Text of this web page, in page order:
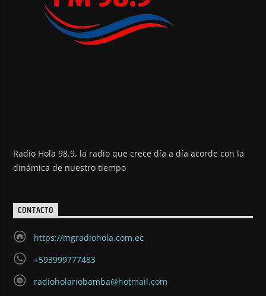
Radio Hola 98.9, la radio que crece día a día acorde con la
dinámica de nuestro tiempo
CONTACTO
https://mgradiohola.com.ec
+593999777483
radioholariobamba@hotmail.com